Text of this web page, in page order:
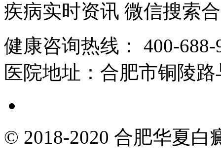
疾病实时资讯 微信搜索
健康咨询热线： 400-688-
医院地址： 合肥市铜陵
© 2018-2020 合肥华夏白